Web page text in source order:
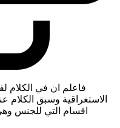
فاعلم ان في الكلام
الاستغراقية وسبق الكلام
اقسام التي للجنس